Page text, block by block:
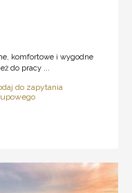
komfortowe i wygodne
do pracy ...